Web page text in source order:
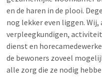
en de haren in de plooi.
nog lekker even liggen.
verpleegkundigen,
dienst en
de bewoners zoveel
alle zorg die ze nodig